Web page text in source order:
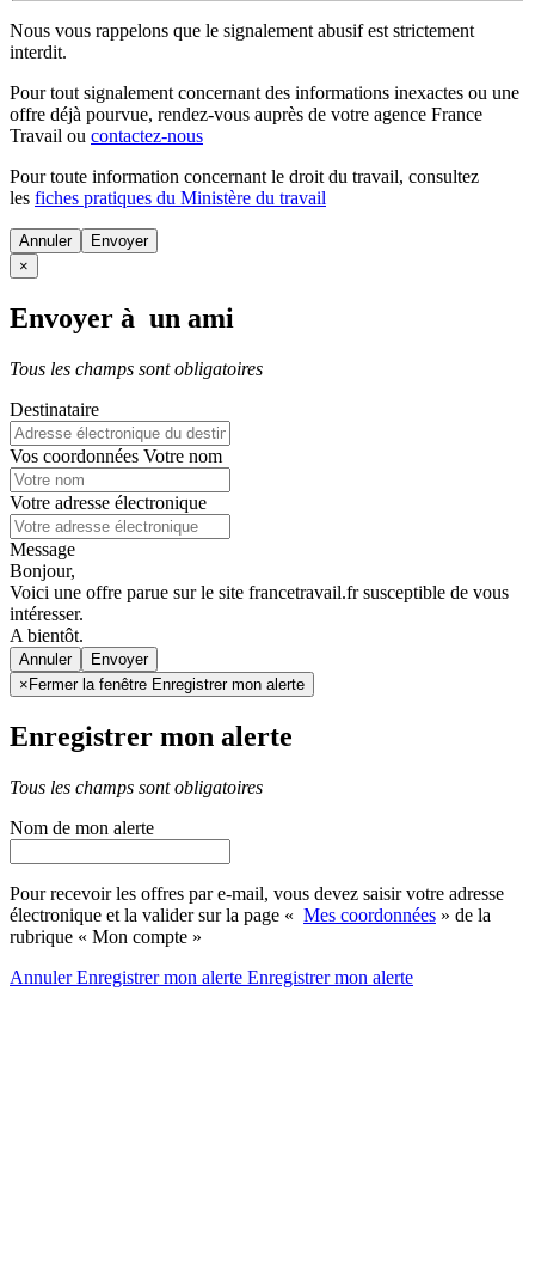
Nous vous rappelons que le signalement abusif est strictement
interdit.
Pour tout signalement concernant des informations inexactes ou une
offre déjà pourvue, rendez-vous auprès de votre agence France
Travail ou contactez-nous
Pour toute information concernant le droit du travail, consultez
les fiches pratiques du Ministère du travail
Annuler
×
Envoyer à un ami
Tous les champs sont obligatoires
Destinataire
Vos coordonnées Votre nom
Votre adresse électronique
Message
Bonjour,
Voici une offre parue sur le site francetravail.fr susceptible de vous
intéresser.
A bientôt.
Annuler
× Fermer la fenêtre Enregistrer mon alerte
Enregistrer mon alerte
Tous les champs sont obligatoires
Nom de mon alerte
Pour recevoir les offres par e-mail, vous devez saisir votre adresse
électronique et la valider sur la page « Mes coordonnées » de la
rubrique « Mon compte »
AnnulerEnregistrer mon alerte Enregistrermon alerte